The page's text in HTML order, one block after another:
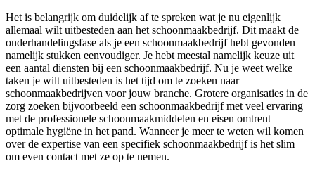
Het is belangrijk om duidelijk af te spreken wat je nu eigenlijk
allemaal wilt uitbesteden aan het schoonmaakbedrijf. Dit maakt de
onderhandelingsfase als je een schoonmaakbedrijf hebt gevonden
namelijk stukken eenvoudiger. Je hebt meestal namelijk keuze uit
een aantal diensten bij een schoonmaakbedrijf. Nu je weet welke
taken je wilt uitbesteden is het tijd om te zoeken naar
schoonmaakbedrijven voor jouw branche. Grotere organisaties in de
zorg zoeken bijvoorbeeld een schoonmaakbedrijf met veel ervaring
met de professionele schoonmaakmiddelen en eisen omtrent
optimale hygiëne in het pand. Wanneer je meer te weten wil komen
over de expertise van een specifiek schoonmaakbedrijf is het slim
om even contact met ze op te nemen.